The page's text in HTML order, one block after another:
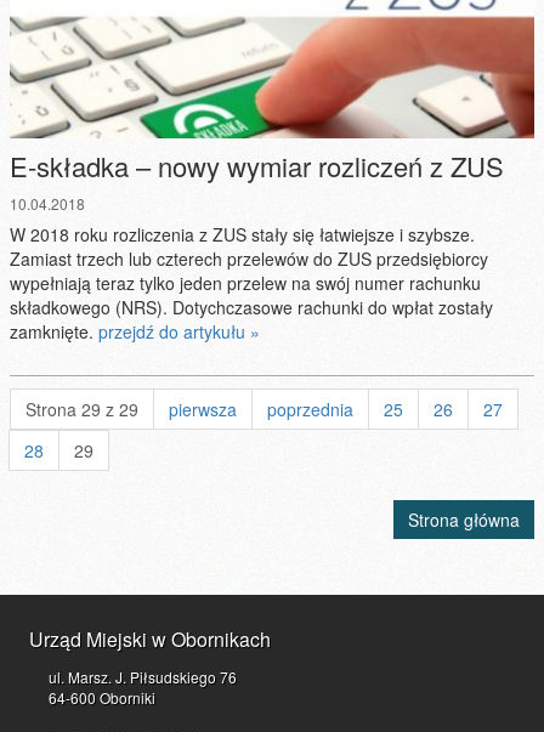
E-składka – nowy wymiar rozliczeń z ZUS
10.04.2018
W 2018 roku rozliczenia z ZUS stały się łatwiejsze i szybsze.
Zamiast trzech lub czterech przelewów do ZUS przedsiębiorcy
wypełniają teraz tylko jeden przelew na swój numer rachunku
składkowego (NRS). Dotychczasowe rachunki do wpłat zostały
zamknięte. przejdź do artykułu »
Strona 29 z 29 pierwsza poprzednia 25 26
27
28
29
Strona główna
Urząd Miejski w Obornikach
ul. Marsz. J. Piłsudskiego 76
64-600 Oborniki